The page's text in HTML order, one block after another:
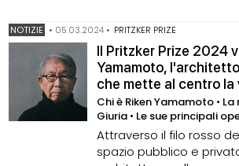
NOTIZIE • 05.03.2024 • PRITZKER PRIZE
Il Pritzker Prize 2024
Yamamoto,
che mette al centro
Chi è Riken Yamamoto •
Giuria • Le sue principali
Attraverso il filo rosso
spazio pubblico e